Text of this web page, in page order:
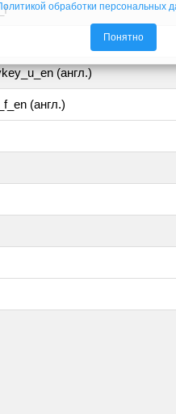
(англ.)
(англ.)
обработки персональных
Понятно